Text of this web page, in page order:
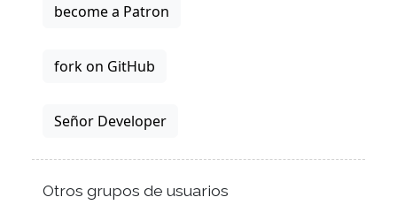
become a Patron
fork on GitHub
Señor Developer
Otros grupos de usuarios